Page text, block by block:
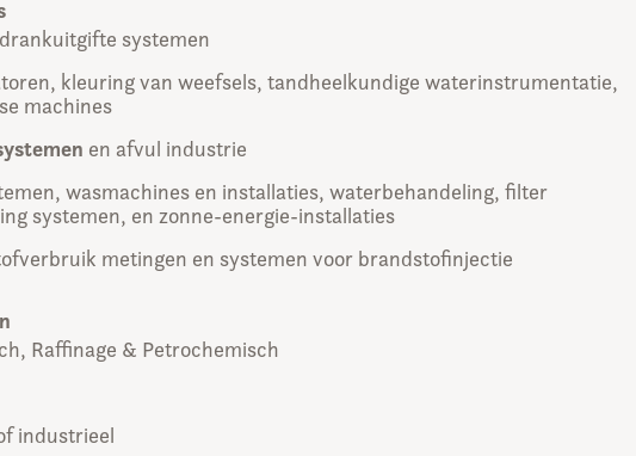
systemen
kleuring van weefsels, tandheelkundige waterinstrumentatie,
machines
en afvul industrie
wasmachines en installaties, waterbehandeling, filter
systemen, en zonne-energie-installaties
metingen en systemen voor brandstofinjectie
Raffinage & Petrochemisch
industrieel